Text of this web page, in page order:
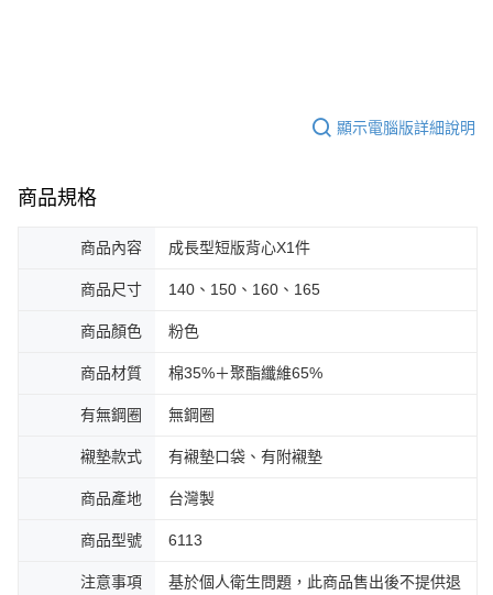
顯示電腦版詳細說明
商品規格
商品內容 成長型短版背心X1件
商品尺寸 140、150、160、165
商品顏色 粉色
商品材質 棉35%＋聚酯纖維65%
有無鋼圈 無鋼圈
襯墊款式 有襯墊口袋、有附襯墊
商品產地 台灣製
商品型號 6113
注意事項
基於個人衛生問題，此商品售出後不提供退